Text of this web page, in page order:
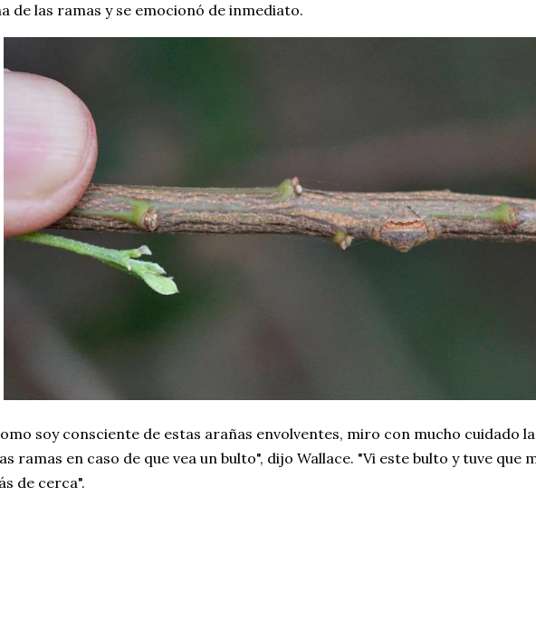
de las ramas y se emocionó de inmediato.
soy consciente de estas arañas envolventes, miro con mucho cuidado
ramas en caso de que vea un bulto", dijo Wallace. "Vi este bulto y tuve que
de cerca".